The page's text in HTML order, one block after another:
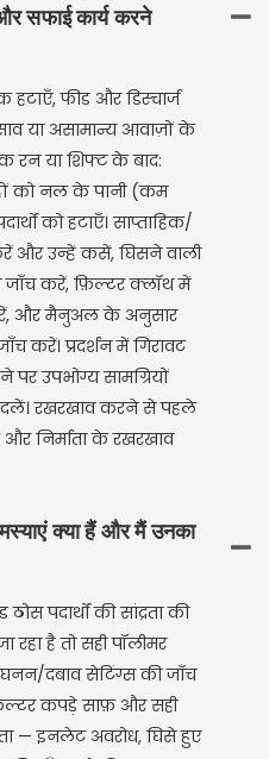
सफाई कार्य करने
फीड और डिस्चार्ज
या असामान्य आवाज़ों के
रन या शिफ्ट के बाद:
को नल के पानी (कम
को हटाएँ। साप्ताहिक/
और उन्हें कसें, घिसने वाली
करें, फ़िल्टर क्लॉथ में
और मैनुअल के अनुसार
करें। प्रदर्शन में गिरावट
पर उपभोग्य सामग्रियों
रखरखाव करने से पहले
और निर्माता के रखरखाव
क्या हैं और मैं उनका
पदार्थों की सांद्रता की
रहा है तो सही पॉलीमर
दबाव सेटिंग्स की जाँच
कपड़े साफ़ और सही
— इनलेट अवरोध, घिसे हुए